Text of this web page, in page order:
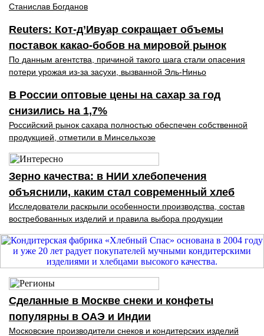
Станислав Богданов
Reuters: Кот-д’Ивуар сокращает объемы
поставок какао-бобов на мировой рынок
По данным агентства, причиной такого шага стали опасения
потери урожая из-за засухи, вызванной Эль-Ниньо
В России оптовые цены на сахар за год
снизились на 1,7%
Российский рынок сахара полностью обеспечен собственной
продукцией, отметили в Минсельхозе
Зерно качества: в НИИ хлебопечения
объяснили, каким стал современный хлеб
Исследователи раскрыли особенности производства, состав
востребованных изделий и правила выбора продукции
Сделанные в Москве снеки и конфеты
популярны в ОАЭ и Индии
Московские производители снеков и кондитерских изделий